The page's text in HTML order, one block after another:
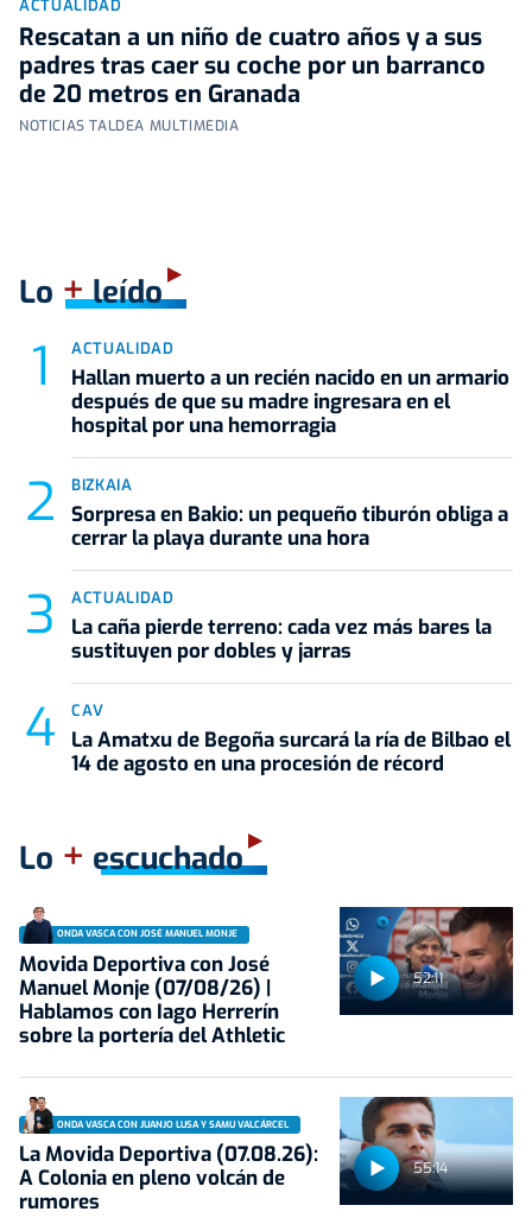
ACTUALIDAD
Rescatan a un niño de cuatro años y a sus
padres tras caer su coche por un barranco
de 20 metros en Granada
NOTICIAS TALDEA MULTIMEDIA
Lo +leído
ACTUALIDAD
Hallan muerto a un recién nacido en un armario
después de que su madre ingresara en el
hospital por una hemorragia
BIZKAIA
Sorpresa en Bakio: un pequeño tiburón obliga a
cerrar la playa durante una hora
ACTUALIDAD
La caña pierde terreno: cada vez más bares la
sustituyen por dobles y jarras
CAV
La Amatxu de Begoña surcará la ría de Bilbao el
14 de agosto en una procesión de récord
Lo + escuchado
52:11
ONDA VASCA CON JOSÉ MANUEL MONJE
Movida Deportiva con José
Manuel Monje (07/08/26) |
Hablamos con Iago Herrerín
sobre la portería del Athletic
55:14
ONDA VASCA CON JUANJO LUSA Y SAMU VALCÁRCEL
La Movida Deportiva (07.08.26):
A Colonia en pleno volcán de
rumores